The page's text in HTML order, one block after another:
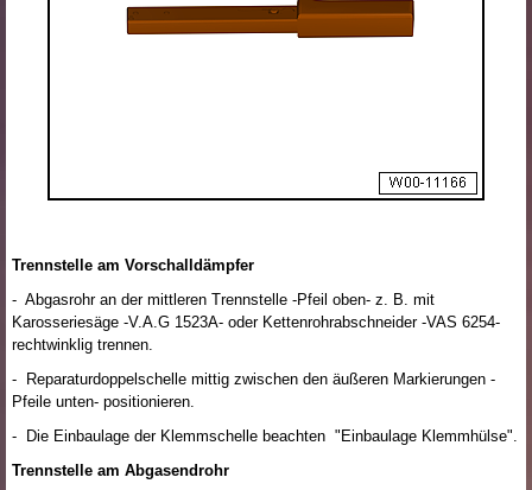
Trennstelle am Vorschalldämpfer
- Abgasrohr an der mittleren Trennstelle -Pfeil oben- z. B. mit
Karosseriesäge -V.A.G 1523A- oder Kettenrohrabschneider -VAS 6254-
rechtwinklig trennen.
- Reparaturdoppelschelle mittig zwischen den äußeren Markierungen -
Pfeile unten- positionieren.
- Die Einbaulage der Klemmschelle beachten "Einbaulage Klemmhülse".
Trennstelle am Abgasendrohr